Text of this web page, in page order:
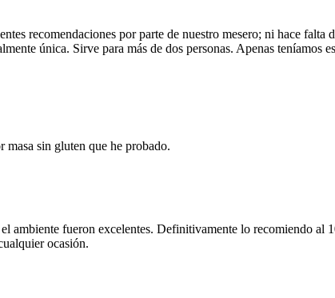
recomendaciones por parte de nuestro mesero; ni hace falta
única. Sirve para más de dos personas. Apenas teníamos
sin gluten que he probado.
ambiente fueron excelentes. Definitivamente lo recomiendo al
ocasión.